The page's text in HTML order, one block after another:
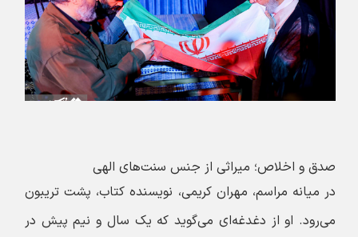
صدق و اخلاص؛ میراثی از جنس سنت‌های الهی
در میانه‌ مراسم، مهران کریمی، نویسنده کتاب، پشت تریبون
می‌رود. او از دغدغه‌ای می‌گوید که یک سال و نیم پیش در